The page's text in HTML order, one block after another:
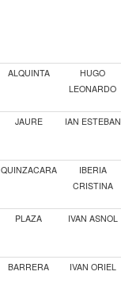
ALQUINTA
HUGO
LEONARDO
JAURE IAN ESTEBAN
QUINZACARA
IBERIA
CRISTINA
PLAZA IVAN ASNOL
BARRERA IVAN ORIEL